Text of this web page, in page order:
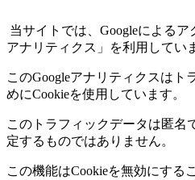
当サイトでは、 Googleによるア
アナリティクス」を利用してい
このGoogleアナリティクスはト
めにCookieを使用しています。
このトラフィックデータは匿名
定するものではありません。
この機能はCookieを無効にする